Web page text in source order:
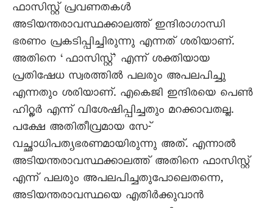
ഫാസിസ്റ്റ് പ്രവണതകൾ
അടിയന്തരാവസ്ഥക്കാലത്ത് ഇന്ദിരാഗാന്ധി
ഭരണം പ്രകടിപ്പിച്ചിരുന്നു എന്നത് ശരിയാണ്.
അതിനെ ‘ഫാസിസ്റ്റ്’ എന്ന് ശക്തിയായ
പ്രതിഷേധ സ്വരത്തിൽ പലരും അപലപിച്ചു
എന്നതും ശരിയാണ്. എകെജി ഇന്ദിരയെ പെൺ
ഹിറ്റ്ലർ എന്ന് വിശേഷിപ്പിച്ചതും മറക്കാവതല്ല.
പക്ഷേ അതിതീവ്രമായ സേ-്
വച്ഛാധിപത്യഭരണമായിരുന്നു അത്. എന്നാൽ
അടിയന്തരാവസ്ഥക്കാലത്ത് അതിനെ ഫാസിസ്റ്റ്
എന്ന് പലരും അപലപിച്ചതുപോലെതന്നെ,
അടിയന്തരാവസ്ഥയെ എതിർക്കുവാൻ